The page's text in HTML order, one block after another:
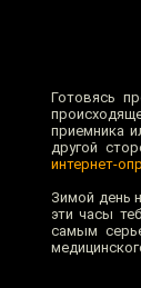
Готовясь
приемника
другой
интернет-
Зимой день
эти часы
самым